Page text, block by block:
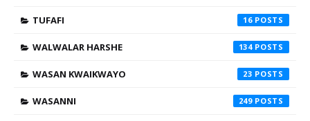
TUFAFI 16
WALWALAR HARSHE 134
WASAN KWAIKWAYO 23
WASANNI 249